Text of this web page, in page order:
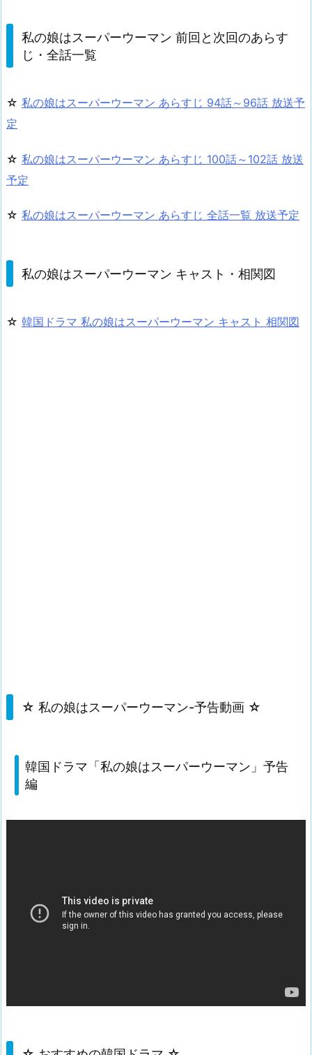
私の娘はスーパーウーマン 前回と次回のあらす
じ・全話一覧
☆ 私の娘はスーパーウーマン あらすじ 94話～96話 放送予
定
☆ 私の娘はスーパーウーマン あらすじ 100話～102話 放送
予定
☆ 私の娘はスーパーウーマン あらすじ 全話一覧 放送予定
私の娘はスーパーウーマン キャスト・相関図
☆ 韓国ドラマ 私の娘はスーパーウーマン キャスト 相関図
☆ 私の娘はスーパーウーマン-予告動画 ☆
韓国ドラマ「私の娘はスーパーウーマン」予告
編